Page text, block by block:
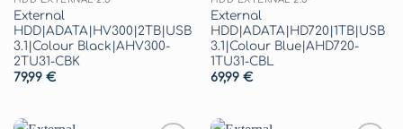
External
HDD|ADATA|HV300|2TB|USB
3.1|Colour Black|AHV300-
2TU31-CBK
79,99 €
External
HDD|ADATA|HD720|1TB|USB
3.1|Colour Blue|AHD720-
1TU31-CBL
69,99 €